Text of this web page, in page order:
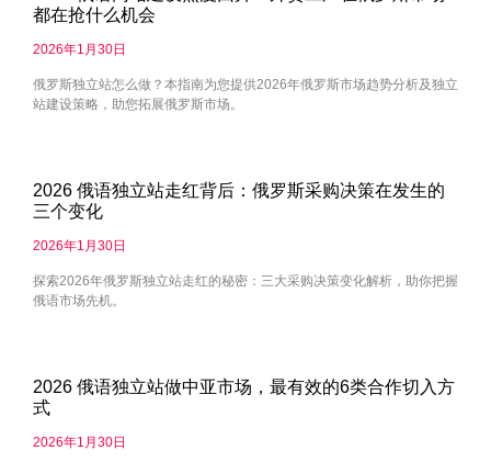
都在抢什么机会
2026年1月30日
俄罗斯独立站怎么做？本指南为您提供2026年俄罗斯市场趋势分析及独立
站建设策略，助您拓展俄罗斯市场。
2026 俄语独立站走红背后：俄罗斯采购决策在发生的
三个变化
2026年1月30日
探索2026年俄罗斯独立站走红的秘密：三大采购决策变化解析，助你把握
俄语市场先机。
2026 俄语独立站做中亚市场，最有效的6类合作切入方
式
2026年1月30日